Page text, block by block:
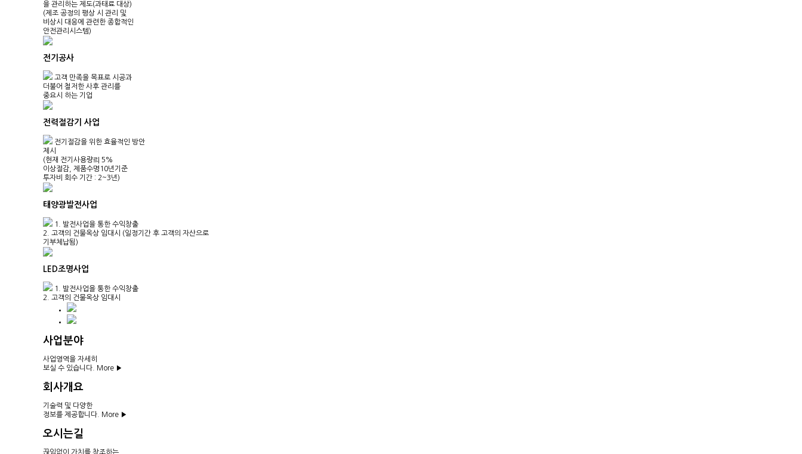
을 관리하는 제도(과태료 대상)
(제조 공정의 평상 시 관리 및
비상시 대응에 관련한 종합적인
안전관리시스템)
전기공사
고객 만족을 목표로 시공과
더불어 철저한 사후 관리를
중요시 하는 기업
전력절감기 사업
전기절감을 위한 효율적인 방안
제시
(현재 전기사용량릐 5%
이상절감, 제품수명10년기준
투자비 회수 기간 : 2~3년)
태양광발전사업
1. 발전사업을 통한 수익창출
2. 고객의 건물옥상 임대시
(일정기간 후 고객의 자산으로
기부체납됨)
LED조명사업
1. 발전사업을 통한 수익창출
2. 고객의 건물옥상 임대시
사업분야
사업영역을 자세히
보실 수 있습니다.
More ▶
회사개요
기술력 및 다양한
정보를 제공합니다.
More ▶
오시는길
끊임없이 가치를 창조하는